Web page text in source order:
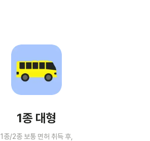
1종 대형
1종/2종 보통 면허 취득 후,